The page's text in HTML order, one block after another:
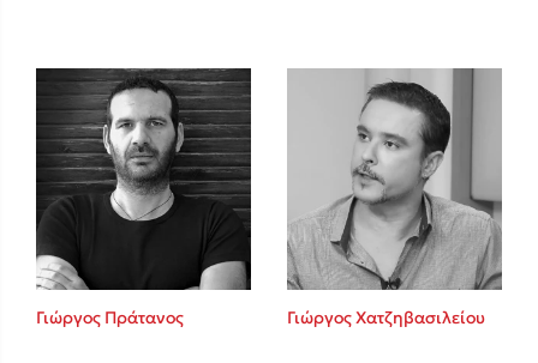
Γιώργος Πράτανος Γιώργος Χατζηβασιλείου